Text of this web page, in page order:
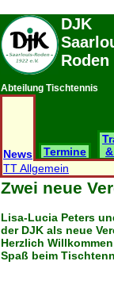
DJK
Roden
Abteilung Tischtennis
News Termine
TT Allgemein
Zwei neue
Lisa-Lucia Peters
der DJK als neue
Herzlich
Spaß beim